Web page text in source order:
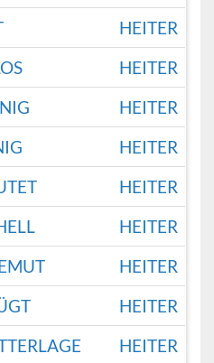
HEITER
HEITER
HEITER
HEITER
HEITER
HEITER
HEITER
HEITER
HEITER